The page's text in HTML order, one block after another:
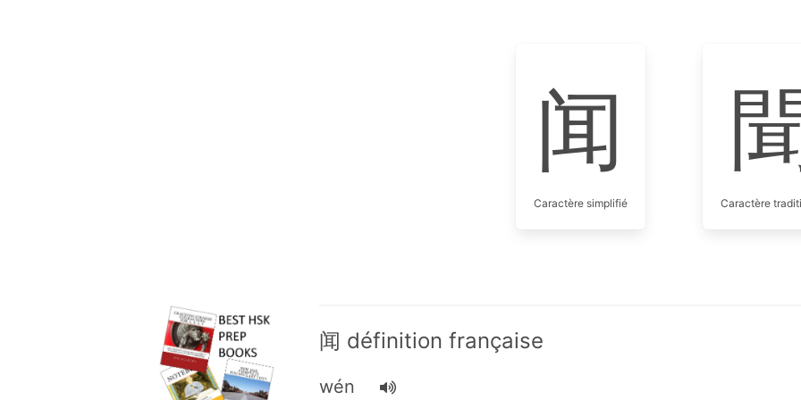
闻
Caractère simplifié Caractère
闻 définition française
wén